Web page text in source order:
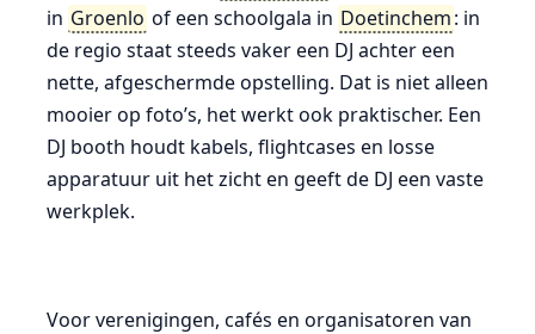
in Groenlo of een schoolgala in Doetinchem: in
de regio staat steeds vaker een DJ achter een
nette, afgeschermde opstelling. Dat is niet alleen
mooier op foto’s, het werkt ook praktischer. Een
DJ booth houdt kabels, flightcases en losse
apparatuur uit het zicht en geeft de DJ een vaste
werkplek.
Voor verenigingen, cafés en organisatoren van